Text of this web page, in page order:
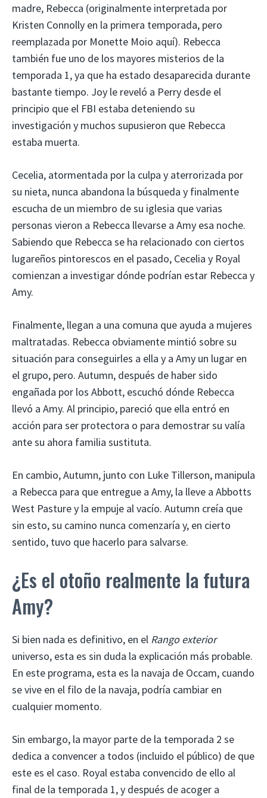
madre, Rebecca (originalmente interpretada por
Kristen Connolly en la primera temporada, pero
reemplazada por Monette Moio aquí). Rebecca
también fue uno de los mayores misterios de la
temporada 1, ya que ha estado desaparecida durante
bastante tiempo. Joy le reveló a Perry desde el
principio que el FBI estaba deteniendo su
investigación y muchos supusieron que Rebecca
estaba muerta.
Cecelia, atormentada por la culpa y aterrorizada por
su nieta, nunca abandona la búsqueda y finalmente
escucha de un miembro de su iglesia que varias
personas vieron a Rebecca llevarse a Amy esa noche.
Sabiendo que Rebecca se ha relacionado con ciertos
lugareños pintorescos en el pasado, Cecelia y Royal
comienzan a investigar dónde podrían estar Rebecca y
Amy.
Finalmente, llegan a una comuna que ayuda a mujeres
maltratadas. Rebecca obviamente mintió sobre su
situación para conseguirles a ella y a Amy un lugar en
el grupo, pero. Autumn, después de haber sido
engañada por los Abbott, escuchó dónde Rebecca
llevó a Amy. Al principio, pareció que ella entró en
acción para ser protectora o para demostrar su valía
ante su ahora familia sustituta.
En cambio, Autumn, junto con Luke Tillerson, manipula
a Rebecca para que entregue a Amy, la lleve a Abbotts
West Pasture y la empuje al vacío. Autumn creía que
sin esto, su camino nunca comenzaría y, en cierto
sentido, tuvo que hacerlo para salvarse.
¿Es el otoño realmente la futura
Amy?
Si bien nada es definitivo, en el Rango exterior
universo, esta es sin duda la explicación más probable.
En este programa, esta es la navaja de Occam, cuando
se vive en el filo de la navaja, podría cambiar en
cualquier momento.
Sin embargo, la mayor parte de la temporada 2 se
dedica a convencer a todos (incluido el público) de que
este es el caso. Royal estaba convencido de ello al
final de la temporada 1, y después de acoger a